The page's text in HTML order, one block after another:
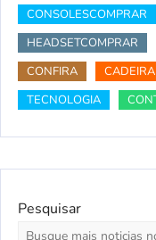
CONSOLESCOMPRAR
HEADSETCOMPRAR
CONFIRA
TECNOLOGIA
Pesquisar